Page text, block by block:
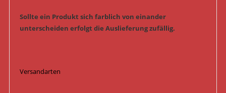
Sollte ein Produkt sich farblich von einander
unterscheiden erfolgt die Auslieferung zufällig.
Versandarten